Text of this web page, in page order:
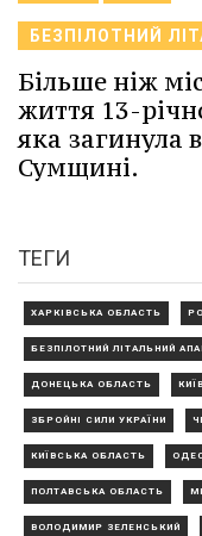
БЕЗПІЛОТНИЙ
Більше ніж
життя 13-
яка загинула
Сумщині.
ТЕГИ
ХАРКІВСЬКА ОБЛАСТЬ
БЕЗПІЛОТНИЙ ЛІТАЛЬНИЙ
ДОНЕЦЬКА ОБЛАСТЬ КИЇВ
ЗБРОЙНІ СИЛИ УКРАЇНИ
КИЇВСЬКА ОБЛАСТЬ
ПОЛТАВСЬКА ОБЛАСТЬ
ВОЛОДИМИР ЗЕЛЕНСЬКИЙ